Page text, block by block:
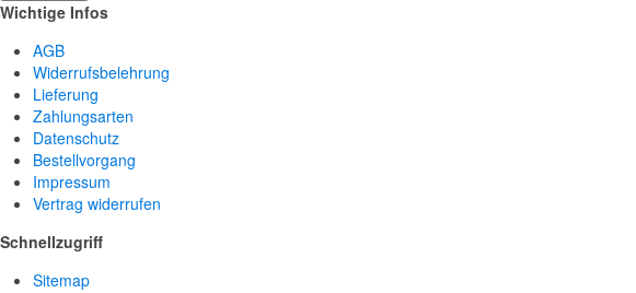
Wichtige Infos
AGB
Widerrufsbelehrung
Lieferung
Zahlungsarten
Datenschutz
Bestellvorgang
Impressum
Vertrag widerrufen
Schnellzugriff
Sitemap